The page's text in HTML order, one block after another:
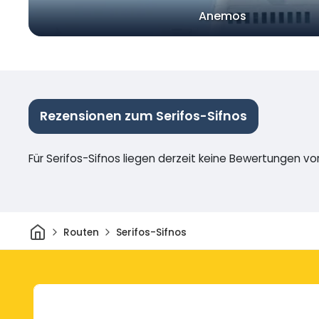
Anemos
Rezensionen zum Serifos-Sifnos
Für Serifos-Sifnos liegen derzeit keine Bewertungen
HeimRouten Serifos-Sifnos